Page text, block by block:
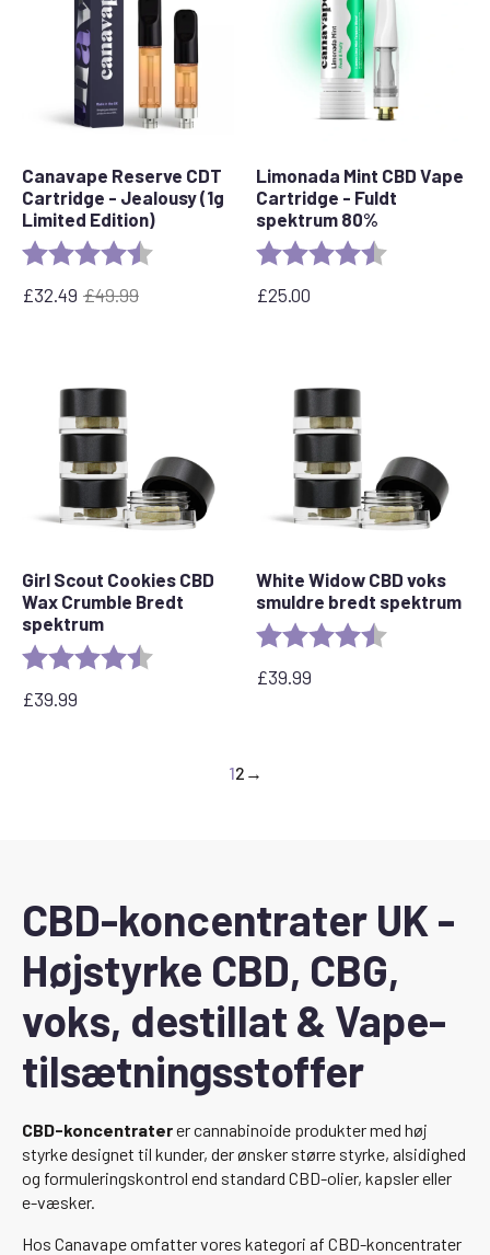
Canavape Reserve CDT
Cartridge - Jealousy (1g
Limited Edition)
Bedømmelse: 4,8 ud af 5 stjerner
£49.99
Den
£49.99.
£32.49
Den
32,49
Limonada Mint CBD Vape
Cartridge - Fuldt
spektrum 80%
Bedømmelse:
£25.00
Girl Scout Cookies CBD
Wax Crumble Bredt
spektrum
Bedømmelse: 4,6 ud af 5 stjerner
£39.99
White Widow CBD voks
smuldre bredt spektrum
Bedømmelse:
£39.99
12 →
CBD-koncentrater UK -
Højstyrke CBD, CBG,
voks, destillat & Vape-
tilsætningsstoffer
CBD-koncentraterer cannabinoide produkter med høj
styrke designet til kunder, der ønsker større styrke, alsidighed
og formuleringskontrol end standard CBD-olier, kapsler eller
e-væsker.
Hos Canavape omfatter vores kategori af CBD-koncentrater